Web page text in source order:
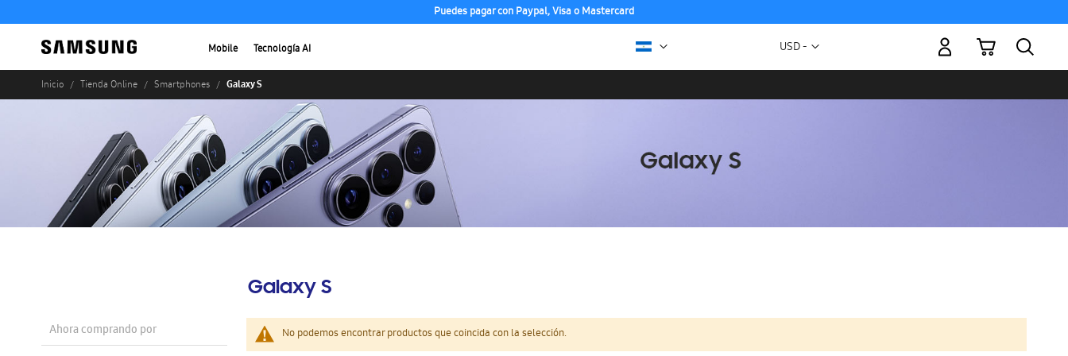
Puedes pagar con Paypal, Visa o Mastercard
Mobile Tecnología AI Moneda
USD -
Mi carrito
Inicio Tienda Online Smartphones Galaxy S
Galaxy S
No podemos encontrar productos que coincida con la selección.
Ahora comprando por